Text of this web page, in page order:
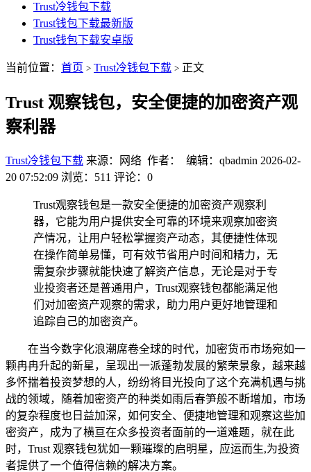
Trust冷钱包下载
Trust钱包下载最新版
Trust钱包下载安卓版
当前位置： 首页 > Trust冷钱包下载 > 正文
Trust 观察钱包，安全便捷的加密资产观
察利器
Trust冷钱包下载 来源：网络 作者： 编辑：qbadmin 2026-02-
20 07:52:09 浏览：511 评论：0
Trust观察钱包是一款安全便捷的加密资产观察利
器，它能为用户提供安全可靠的环境来观察加密资
产情况，让用户轻松掌握资产动态，其便捷性体现
在操作简单易懂，可有效节省用户时间和精力，无
需复杂步骤就能快速了解资产信息，无论是对于专
业投资者还是普通用户，Trust观察钱包都能满足他
们对加密资产观察的需求，助力用户更好地管理和
追踪自己的加密资产。
在当今数字化浪潮席卷全球的时代，加密货币市场宛如一
颗冉冉升起的新星，呈现出一派蓬勃发展的繁荣景象，越来越
多怀揣着投资梦想的人，纷纷将目光投向了这个充满机遇与挑
战的领域，随着加密资产的种类如雨后春笋般不断增加，市场
的复杂程度也日益加深，如何安全、便捷地管理和观察这些加
密资产，成为了横亘在众多投资者面前的一道难题，就在此
时，Trust 观察钱包犹如一颗璀璨的启明星，应运而生,为投资
者提供了一个值得信赖的解决方案。